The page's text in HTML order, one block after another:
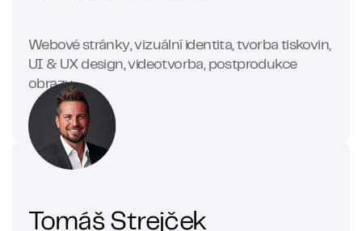
Webové stránky, vizuální identita, tvorba tiskovin,
UI & UX design, videotvorba, postprodukce
obrazu
Tomáš Strejček